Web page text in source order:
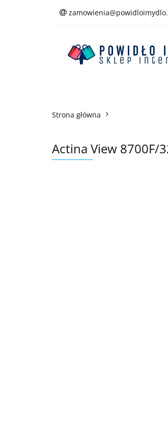
Strona główna
Actina View 8700F/